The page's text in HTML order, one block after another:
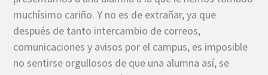
muchísimo cariño. Y no es de extrañar, ya que
después de tanto intercambio de correos,
comunicaciones y avisos por el campus, es imposible
no sentirse orgullosos de que una alumna así, se